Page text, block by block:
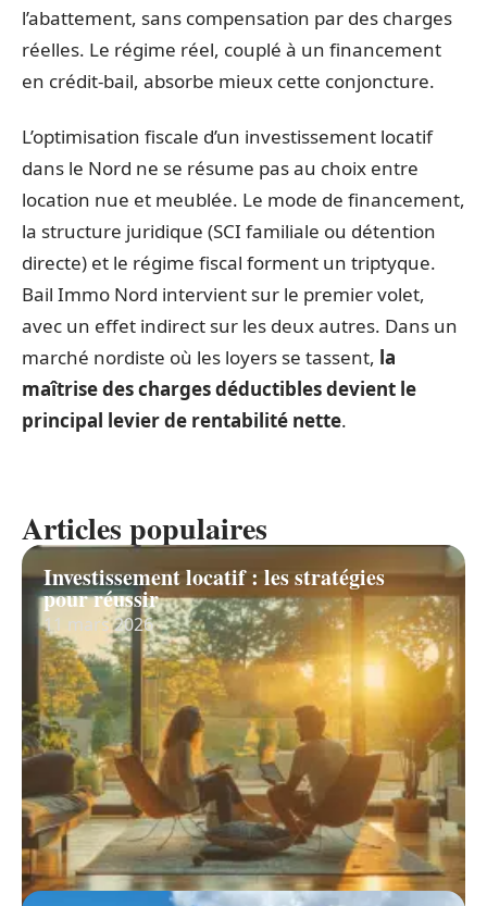
l’abattement, sans compensation par des charges
réelles. Le régime réel, couplé à un financement
en crédit-bail, absorbe mieux cette conjoncture.
L’optimisation fiscale d’un investissement locatif
dans le Nord ne se résume pas au choix entre
location nue et meublée. Le mode de financement,
la structure juridique (SCI familiale ou détention
directe) et le régime fiscal forment un triptyque.
Bail Immo Nord intervient sur le premier volet,
avec un effet indirect sur les deux autres. Dans un
marché nordiste où les loyers se tassent, la
maîtrise des charges déductibles devient le
principal levier de rentabilité nette.
Articles populaires
Investissement locatif : les stratégies
pour réussir
11 mars 2026